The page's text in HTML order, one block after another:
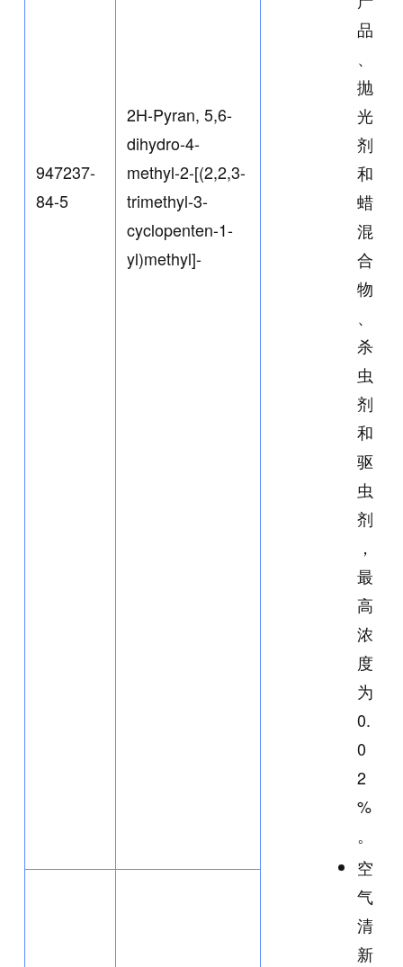
品
、
抛
光
剂
和
蜡
混
合
物
、
杀
虫
剂
和
驱
虫
剂
，
最
高
浓
度
为
0.
0
2
%
。
空
气
清
新
947237-
84-5
2H-Pyran, 5,6-
dihydro-4-
methyl-2-[(2,2,3-
trimethyl-3-
cyclopenten-1-
yl)methyl]-